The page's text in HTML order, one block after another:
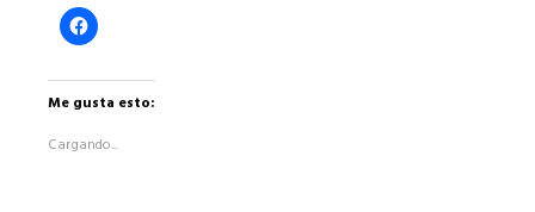
Haz
clic
en
Facebook
en
Me gusta esto:
Cargando...